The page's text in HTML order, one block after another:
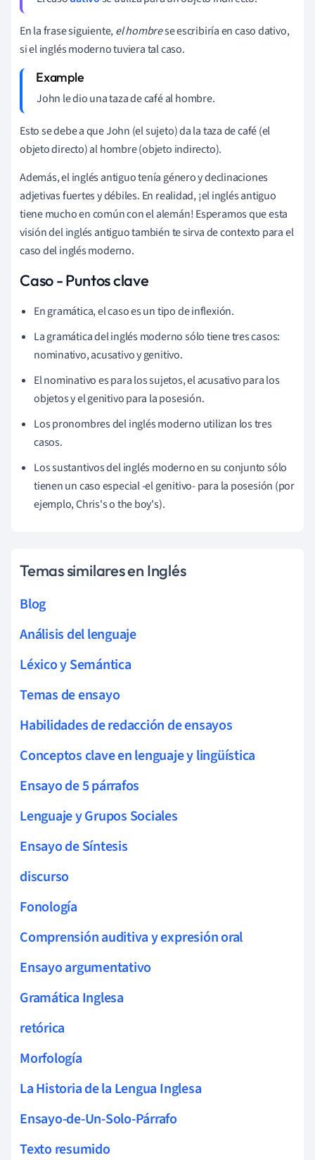
En la frase siguiente,el hombrese escribiría en caso dativo,
si el inglés moderno tuviera tal caso.
John le dio una taza de café al hombre.
Esto se debe a que John (el sujeto) da la taza de café (el
objeto directo) al hombre (objeto indirecto).
Además, el inglés antiguo tenía género y declinaciones
adjetivas fuertes y débiles. En realidad, ¡el inglés antiguo
tiene mucho en común con el alemán! Esperamos que esta
visión del inglés antiguo también te sirva de contexto para el
caso del inglés moderno.
Caso - Puntos clave
En gramática, el caso es un tipo de inflexión.
La gramática del inglés moderno sólo tiene tres casos:
nominativo, acusativo y genitivo.
El nominativo es para los sujetos, el acusativo para los
objetos y el genitivo para la posesión.
Los pronombres del inglés moderno utilizan los tres
casos.
Los sustantivos del inglés moderno en su conjunto sólo
tienen un caso especial -el genitivo- para la posesión (por
ejemplo, Chris's o the boy's).
Temas similares en Inglés
Blog
Análisis del lenguaje
Léxico y Semántica
Temas de ensayo
Habilidades de redacción de ensayos
Conceptos clave en lenguaje y lingüística
Ensayo de 5 párrafos
Lenguaje y Grupos Sociales
Ensayo de Síntesis
discurso
Fonología
Comprensión auditiva y expresión oral
Ensayo argumentativo
Gramática Inglesa
retórica
Morfología
La Historia de la Lengua Inglesa
Ensayo-de-Un-Solo-Párrafo
Texto resumido